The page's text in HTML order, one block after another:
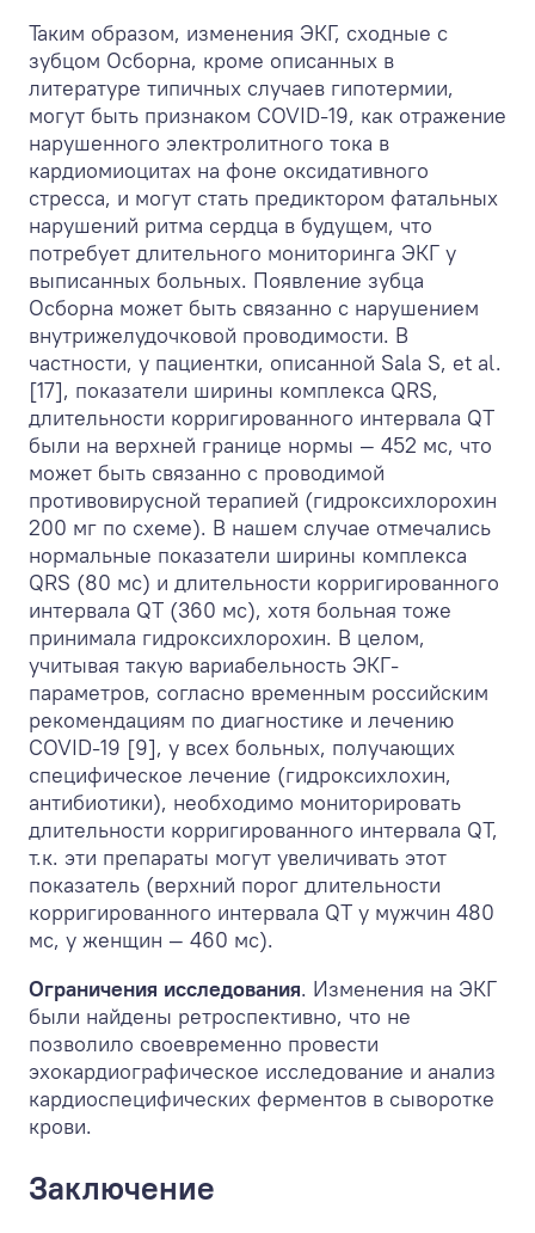
Таким образом, изменения ЭКГ, сходные с
зубцом Осборна, кроме описанных в
литературе типичных случаев гипотермии,
могут быть признаком COVID-19, как отражение
нарушенного электролитного тока в
кардиомиоцитах на фоне оксидативного
стресса, и могут стать предиктором фатальных
нарушений ритма сердца в будущем, что
потребует длительного мониторинга ЭКГ у
выписанных больных. Появление зубца
Осборна может быть связанно с нарушением
внутрижелудочковой проводимости. В
частности, у пациентки, описанной Sala S, et al.
[17], показатели ширины комплекса QRS,
длительности корригированного интервала QT
были на верхней границе нормы — 452 мс, что
может быть связанно с проводимой
противовирусной терапией (гидроксихлорохин
200 мг по схеме). В нашем случае отмечались
нормальные показатели ширины комплекса
QRS (80 мс) и длительности корригированного
интервала QT (360 мс), хотя больная тоже
принимала гидроксихлорохин. В целом,
учитывая такую вариабельность ЭКГ-
параметров, согласно временным российским
рекомендациям по диагностике и лечению
COVID-19 [9], у всех больных, получающих
специфическое лечение (гидроксихлохин,
антибиотики), необходимо мониторировать
длительности корригированного интервала QT,
т.к. эти препараты могут увеличивать этот
показатель (верхний порог длительности
корригированного интервала QT у мужчин 480
мс, у женщин — 460 мс).
Ограничения исследования. Изменения на ЭКГ
были найдены ретроспективно, что не
позволило своевременно провести
эхокардиографическое исследование и анализ
кардиоспецифических ферментов в сыворотке
крови.
Заключение